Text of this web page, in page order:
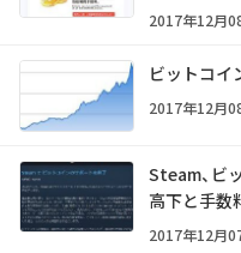
2017年12月
ビットコ
2017年12月
Steam、ビ
高下と手数
2017年12月